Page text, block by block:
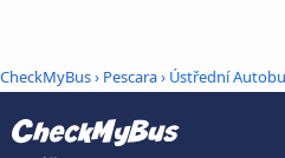
CheckMyBus› Pescara› Ústřední